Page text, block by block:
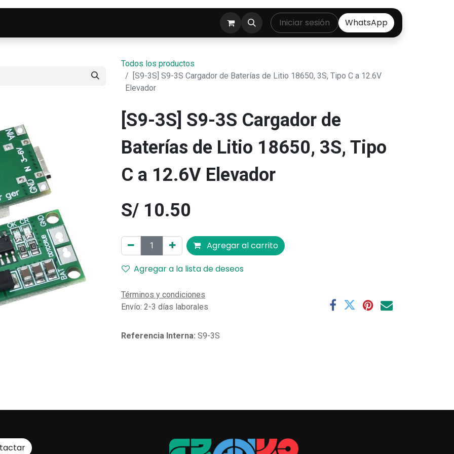
Contáctenos Iniciar sesión WhatsApp
Todos los productos
[S9-3S] S9-3S Cargador de Baterías de Litio 18650, 3S, Tipo C a 12.6V
Elevador
[S9-3S] S9-3S Cargador de
Baterías de Litio 18650, 3S, Tipo
C a 12.6V Elevador
S/ 10.50
Agregar al carrito
Agregar a la lista de deseos
Términos y condiciones
Envío: 2-3 días laborales
Referencia Interna: S9-3S